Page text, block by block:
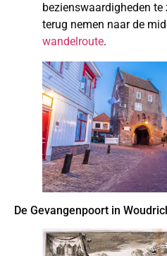
bezienswaardigheden
terug nemen naar de
wandelroute.
De Gevangenpoort in